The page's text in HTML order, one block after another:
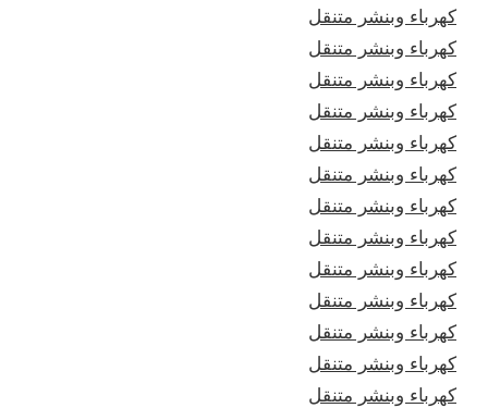
كهرباء وبنشر متنقل
كهرباء وبنشر متنقل
كهرباء وبنشر متنقل
كهرباء وبنشر متنقل
كهرباء وبنشر متنقل
كهرباء وبنشر متنقل
كهرباء وبنشر متنقل
كهرباء وبنشر متنقل
كهرباء وبنشر متنقل
كهرباء وبنشر متنقل
كهرباء وبنشر متنقل
كهرباء وبنشر متنقل
كهرباء وبنشر متنقل